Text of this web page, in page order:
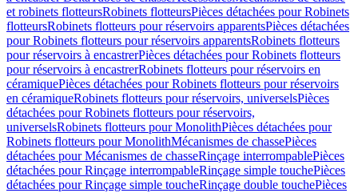
et robinets flotteursRobinets flotteursPièces détachées pour Robinets
flotteursRobinets flotteurs pour réservoirs apparentsPièces détachées
pour Robinets flotteurs pour réservoirs apparentsRobinets flotteurs
pour réservoirs à encastrerPièces détachées pour Robinets flotteurs
pour réservoirs à encastrerRobinets flotteurs pour réservoirs en
céramiquePièces détachées pour Robinets flotteurs pour réservoirs
en céramiqueRobinets flotteurs pour réservoirs, universelsPièces
détachées pour Robinets flotteurs pour réservoirs,
universelsRobinets flotteurs pour MonolithPièces détachées pour
Robinets flotteurs pour MonolithMécanismes de chassePièces
détachées pour Mécanismes de chasseRinçage interrompablePièces
détachées pour Rinçage interrompableRinçage simple touchePièces
détachées pour Rinçage simple toucheRinçage double touchePièces